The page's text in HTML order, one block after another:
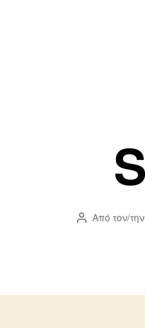
Συντάκτης
Από τον/